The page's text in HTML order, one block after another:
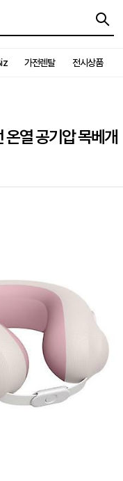
가전렌탈 전시상품
열 공기압 목베개